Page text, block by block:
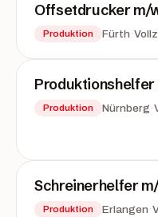
Offsetdrucker m/
Produktion Fürth ·
Produktion Nürnberg ·
Schreinerhelfer
Produktion Erlangen ·